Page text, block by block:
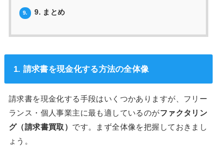
9. 9. まとめ
1. 請求書を現金化する方法の全体像
請求書を現金化する手段はいくつかありますが、フリー
ランス・個人事業主に最も適しているのがファクタリン
グ（請求書買取） です。まず全体像を把握しておきまし
ょう。